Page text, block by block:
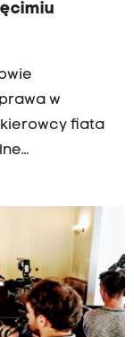
w
fiata
nie
przerwę do
2017 r. w